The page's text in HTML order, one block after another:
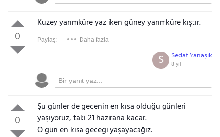
0
Kuzey yarımküre yaz iken güney yarımküre kıştır.
Paylaş: Daha fazla
Sedat Yanaşık
8 yıl
S
0
Şu günler de gecenin en kısa olduğu günleri
yaşıyoruz, taki 21 hazirana kadar.
O gün en kısa gecegi yaşayacağız.